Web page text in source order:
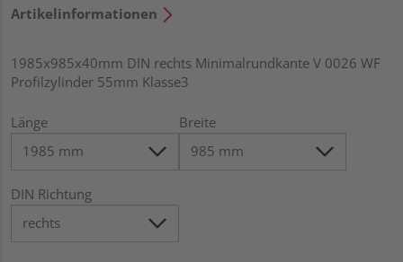
Artikelinformationen
1985x985x40mm DIN rechts Minimalrundkante V 0026 WF
Profilzylinder 55mm Klasse3
Länge Breite
DIN Richtung